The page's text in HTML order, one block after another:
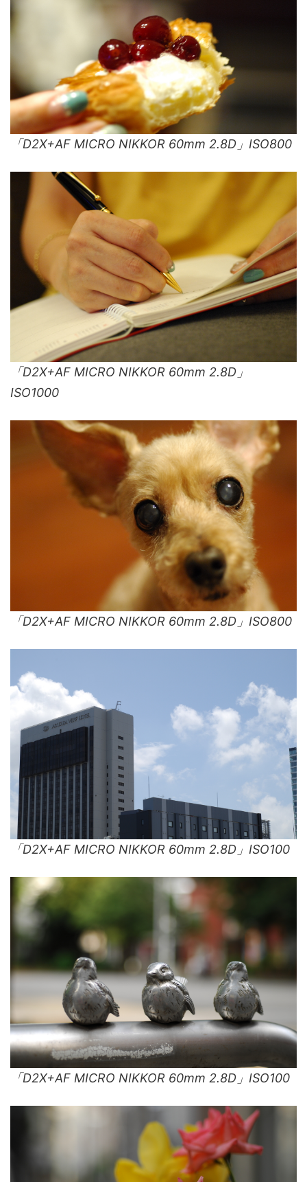
「D2X+AF MICRO NIKKOR 60mm 2.8D」ISO800
「D2X+AF MICRO NIKKOR 60mm 2.8D」
ISO1000
「D2X+AF MICRO NIKKOR 60mm 2.8D」ISO800
「D2X+AF MICRO NIKKOR 60mm 2.8D」ISO100
「D2X+AF MICRO NIKKOR 60mm 2.8D」ISO100